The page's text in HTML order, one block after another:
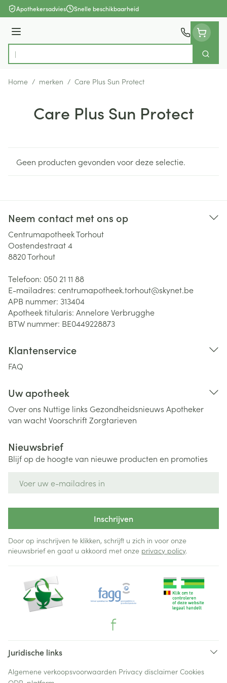
Ga naar de inhoud
Apothekersadvies Snelle beschikbaarheid
Menu
Product, merk, categorie...
Zoek
Home / merken / Care Plus Sun Protect
Care Plus Sun Protect
Geen producten gevonden voor deze selectie.
Neem contact met ons op
Centrumapotheek Torhout
Oostendestraat 4
8820Torhout
Telefoon: 050 21 11 88
E-mailadres: centrumapotheek.torhout@skynet.be
APB nummer: 313404
Apotheek titularis: Annelore Verbrugghe
BTW nummer: BE0449228873
Klantenservice
FAQ
Uw apotheek
Over ons Nuttige links Gezondheidsnieuws Apotheker
van wachtVoorschriftZorgtarieven
Nieuwsbrief
Blijf op de hoogte van nieuwe producten en promoties
Inschrijven
Door op inschrijven te klikken, schrijft u zich in voor onze
nieuwsbrief en gaat u akkoord met onze privacy policy.
Juridische links
Algemene verkoopsvoorwaarden Privacy disclaimer Cookies